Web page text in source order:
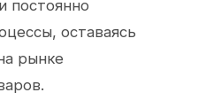
постоянно
оставаясь
рынке